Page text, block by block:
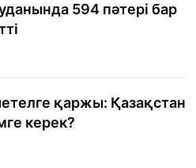
594 пәтері бар
қаржы: Қазақстан
керек?